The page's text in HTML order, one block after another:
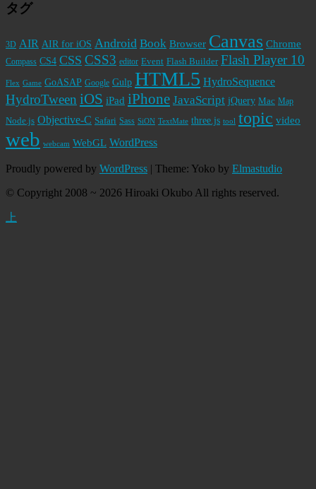
タグ
3D AIR AIR for iOS Android Book Browser Canvas Chrome
Compass CS4 CSS CSS3 editor Event Flash Builder Flash Player 10
Flex Game GoASAP Google Gulp HTML5 HydroSequence
HydroTween iOS iPad iPhone JavaScript jQuery Mac Map
Node.js Objective-C Safari Sass SiON TextMate three.js tool topic video
web webcam WebGL WordPress
Proudly powered by WordPress | Theme: Yoko by Elmastudio
© Copyright 2008 ~ 2026 Hiroaki Okubo All rights reserved.
上